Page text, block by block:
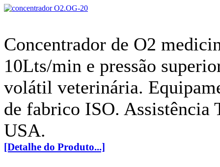
Concentrador de O2
10Lts/min e pressão
volátil veterinária.
de fabrico ISO.
USA.
[Detalhe do Produto...]